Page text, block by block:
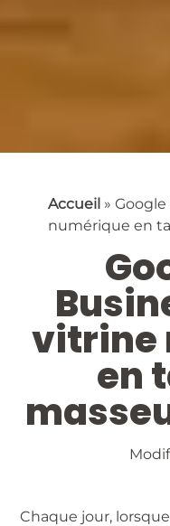
Accueil»
numérique en
vitrine
en
Chaque jour,